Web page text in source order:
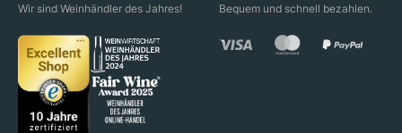
Wir sind Weinhändler des Jahres! Bequem und schnell bezahlen.